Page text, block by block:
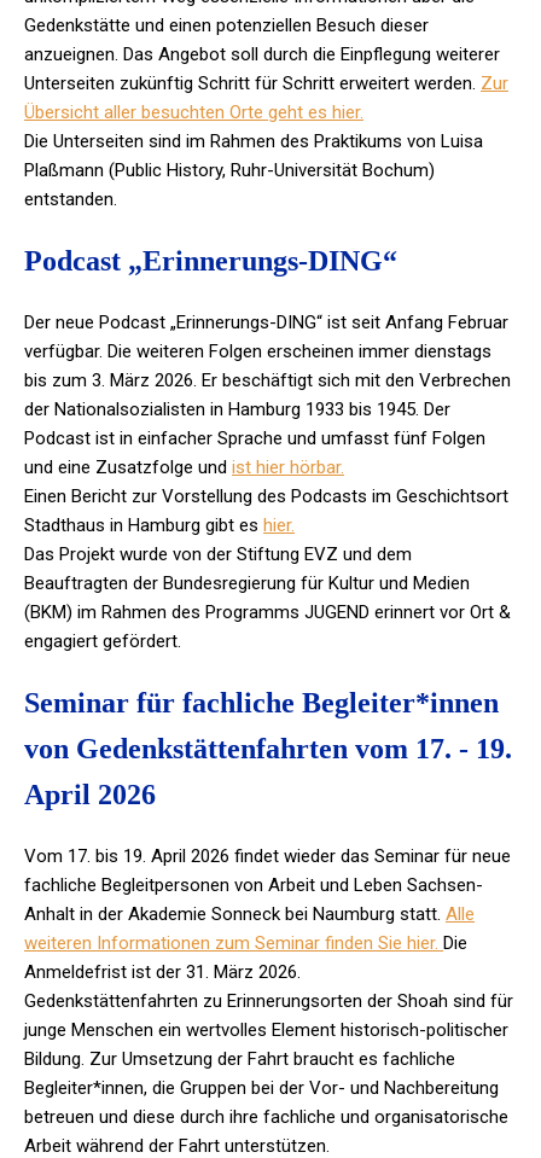
Gedenkstätte und einen potenziellen Besuch dieser
anzueignen. Das Angebot soll durch die Einpflegung weiterer
Unterseiten zukünftig Schritt für Schritt erweitert werden. Zur
Übersicht aller besuchten Orte geht es hier.
Die Unterseiten sind im Rahmen des Praktikums von Luisa
Plaßmann (Public History, Ruhr-Universität Bochum)
entstanden.
Podcast „Erinnerungs-DING“
Der neue Podcast „Erinnerungs-DING“ ist seit Anfang Februar
verfügbar. Die weiteren Folgen erscheinen immer dienstags
bis zum 3. März 2026. Er beschäftigt sich mit den Verbrechen
der Nationalsozialisten in Hamburg 1933 bis 1945. Der
Podcast ist in einfacher Sprache und umfasst fünf Folgen
und eine Zusatzfolge und ist hier hörbar.
Einen Bericht zur Vorstellung des Podcasts im Geschichtsort
Stadthaus in Hamburg gibt es hier.
Das Projekt wurde von der Stiftung EVZ und dem
Beauftragten der Bundesregierung für Kultur und Medien
(BKM) im Rahmen des Programms JUGEND erinnert vor Ort &
engagiert gefördert.
Seminar für fachliche Begleiter*innen
von Gedenkstättenfahrten vom 17. - 19.
April 2026
Vom 17. bis 19. April 2026 findet wieder das Seminar für neue
fachliche Begleitpersonen von Arbeit und Leben Sachsen-
Anhalt in der Akademie Sonneck bei Naumburg statt. Alle
weiteren Informationen zum Seminar finden Sie hier. Die
Anmeldefrist ist der 31. März 2026.
Gedenkstättenfahrten zu Erinnerungsorten der Shoah sind für
junge Menschen ein wertvolles Element historisch-politischer
Bildung. Zur Umsetzung der Fahrt braucht es fachliche
Begleiter*innen, die Gruppen bei der Vor- und Nachbereitung
betreuen und diese durch ihre fachliche und organisatorische
Arbeit während der Fahrt unterstützen.